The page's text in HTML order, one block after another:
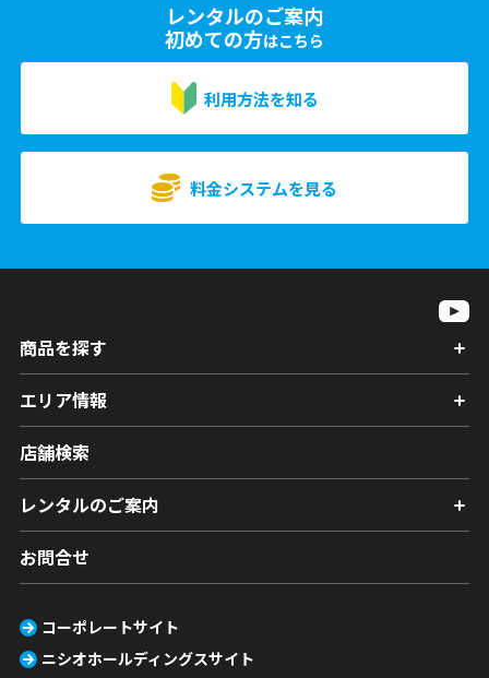
レンタルのご案内
初めての方はこちら
利用方法を知る
料金システムを見る
商品を探す
エリア情報
店舗検索
レンタルのご案内
お問合せ
コーポレートサイト
ニシオホールディングスサイト